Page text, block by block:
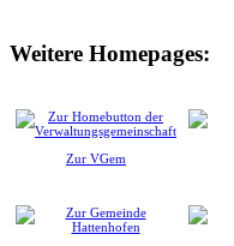
Weitere Homepages:
Zur VGem